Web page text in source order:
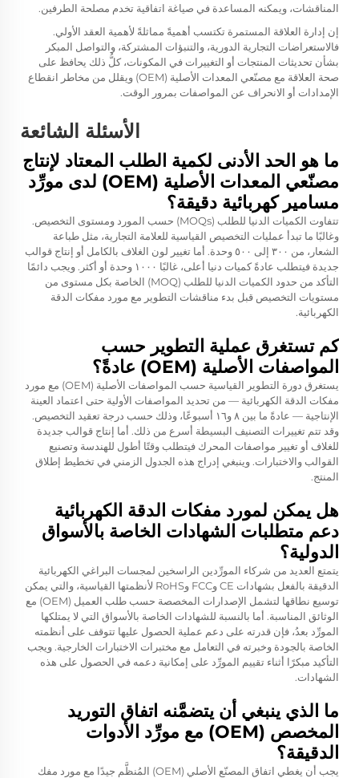
المناقشات، ويمكنه المساعدة في صياغة اتفاقية تخدم مصلحة الطرفين.
إن إدارة العلاقة المستمرة تكتسب أهميةً مماثلةً لأهمية العقد الأولي.
فالاستعراضات التجارية الدورية، والتنبؤات المشتركة، والتواصل المبكر
بشأن تحديثات المنتجات أو التغييرات في المكونات، كلُّ ذلك يحافظ على
صحة العلاقة مع مصنّعي المعدات الأصلية (OEM) ويقلل من مخاطر انقطاع
الإمدادات أو الانحراف عن المواصفات بمرور الوقت.
الأسئلة الشائعة
ما هو الحد الأدنى لكمية الطلب المعتاد لإنتاج
مصنّعي المعدات الأصلية (OEM) لدى مورِّد
مسامير كهربائية دقيقة؟
تتفاوت الكميات الدنيا للطلب (MOQs) حسب المورد ومستوى التخصيص.
وغالبًا ما تبدأ عمليات التخصيص القياسية للعلامة التجارية، مثل طباعة
الشعار، من ٣٠٠ إلى ٥٠٠ وحدة. أما تغيير لون الغلاف بالكامل أو إنتاج قوالب
جديدة فيتطلب عادةً كميات دنيا أعلى، غالبًا ١٠٠٠ وحدة أو أكثر. ويجب دائمًا
التأكد من حدود الكميات الدنيا للطلب (MOQ) الخاصة بكل مستوى من
مستويات التخصيص قبل بدء مناقشات التطوير مع مورد مفكات الدقة
الكهربائية.
كم تستغرق عملية التطوير حسب
المواصفات الأصلية (OEM) عادةً؟
يستغرق دورة التطوير القياسية حسب المواصفات الأصلية (OEM) مع مورد
مفكات الدقة الكهربائية — من تحديد المواصفات الأولية حتى اعتماد العينة
الإنتاجية — عادةً ما بين ٨ و١٦ أسبوعًا، وذلك حسب درجة تعقيد التخصيص.
وقد تتم تغييرات التصنيف البسيطة أسرع من ذلك. أما إنتاج قوالب جديدة
للغلاف أو تغيير مواصفات المحرك فيتطلب وقتًا أطول للهندسة وتصنيع
القوالب والاختبارات. وينبغي إدراج هذه الجدول الزمني في تخطيط إطلاق
المنتج.
هل يمكن لمورد مفكات الدقة الكهربائية
دعم متطلبات الشهادات الخاصة بالأسواق
الدولية؟
يتمتع العديد من شركاء المورِّدين الراسخين لمجسات البراغي الكهربائية
الدقيقة بالفعل بشهادات CE وFCC وRoHS لأنظمتها القياسية، والتي يمكن
توسيع نطاقها لتشمل الإصدارات المخصصة حسب طلب العميل (OEM) مع
الوثائق المناسبة. أما بالنسبة للشهادات الخاصة بالأسواق التي لا يمتلكها
المورِّد بعدُ، فإن قدرته على دعم عملية الحصول عليها تتوقف على أنظمته
الخاصة بالجودة وخبرته في التعامل مع مختبرات الاختبارات الخارجية. ويجب
التأكيد مبكرًا أثناء تقييم المورِّد على إمكانية دعمه في الحصول على هذه
الشهادات.
ما الذي ينبغي أن يتضمَّنه اتفاق التوريد
المخصص (OEM) مع مورِّد الأدوات
الدقيقة؟
يجب أن يغطي اتفاق المصنّع الأصلي (OEM) المُنظَّم جيدًا مع مورد مفك